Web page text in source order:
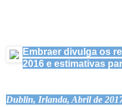
Embraer divulga os
2016 e estimativas
Dublin, Irlanda, Abril de